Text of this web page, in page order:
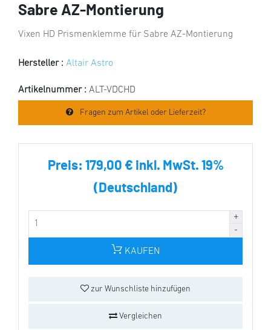
Sabre AZ-Montierung
Vixen HD Prismenklemme für Sabre AZ-Montierung
Hersteller : Altair Astro
Artikelnummer : ALT-VDCHD
Fragen zum Artikel oder Lieferzeit?
Preis: 179,00 € inkl. MwSt. 19%
(Deutschland)
KAUFEN
zur Wunschliste hinzufügen
Vergleichen